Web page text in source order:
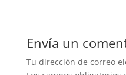
b
o
Envía un
Tu dirección de correo